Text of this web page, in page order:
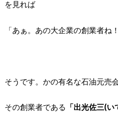
を見れば
「あぁ。あの大企業の創業者ね
そうです。かの有名な石油元売
その創業者である 「出光佐三(